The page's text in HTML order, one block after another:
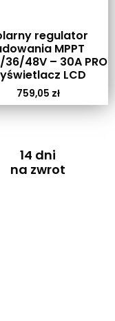
regulator
MPPT
48V – 30A PRO
LCD
759,05 zł
14 dni
na zwrot